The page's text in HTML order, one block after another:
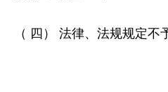
（ 四） 法律、法规规定不